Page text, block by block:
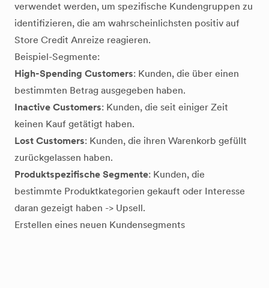
verwendet werden, um spezifische Kundengruppen zu
identifizieren, die am wahrscheinlichsten positiv auf
Store Credit Anreize reagieren.
Beispiel-Segmente:
High-Spending Customers: Kunden, die über einen
bestimmten Betrag ausgegeben haben.
Inactive Customers: Kunden, die seit einiger Zeit
keinen Kauf getätigt haben.
Lost Customers: Kunden, die ihren Warenkorb gefüllt
zurückgelassen haben.
Produktspezifische Segmente: Kunden, die
bestimmte Produktkategorien gekauft oder Interesse
daran gezeigt haben -> Upsell.
Erstellen eines neuen Kundensegments